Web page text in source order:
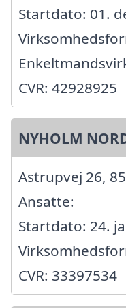
Startdato: 01.
CVR: 42928925
NYHOLM
Astrupvej 26,
Ansatte:
Startdato: 24.
CVR: 33397534